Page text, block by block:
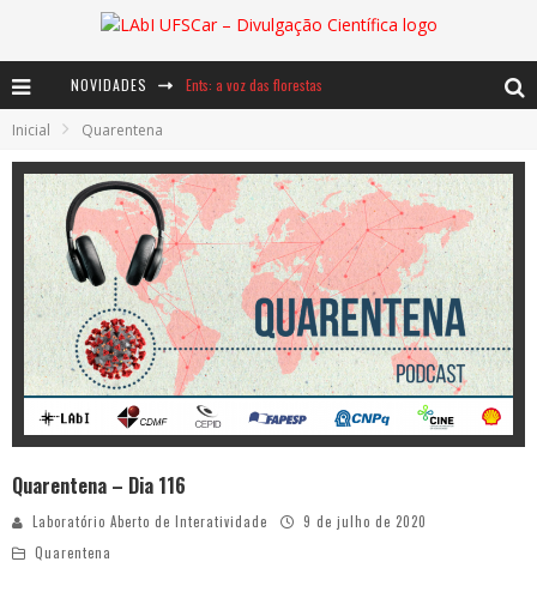
NOVIDADES Ents: a voz das florestas
Baú de Histórias - A jamais imaginada aventura com os moinhos de vento
Inicial Quarentena
Quarentena – Dia 116
Laboratório Aberto de Interatividade
9 de julho de 2020
Quarentena